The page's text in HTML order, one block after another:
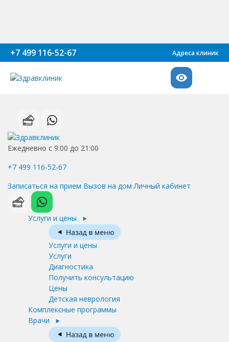
+7 499 116-52-67 Адреса клиник
Ежедневно с 9:00 до 21:00
+7 499 116-52-67
Записаться на прием Вызов на дом Личный кабинет
Услуги и цены
Услуги и цены
Услуги
Диагностика
Получить консультацию
Цены
Детская неврология
Комплексные программы
Врачи